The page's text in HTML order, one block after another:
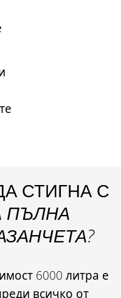
СТИГНА С
ПЪЛНА
6000 литра е
всичко от